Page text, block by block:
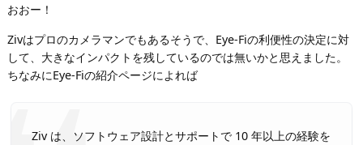
おおー！
Zivはプロのカメラマンでもあるそうで、Eye-Fiの利便性の決定に対
して、大きなインパクトを残しているのでは無いかと思えました。
ちなみにEye-Fiの紹介ページによれば
Ziv は、ソフトウェア設計とサポートで 10 年以上の経験を